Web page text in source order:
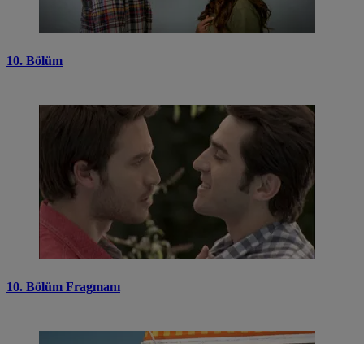
10. Bölüm
10. Bölüm Fragmanı